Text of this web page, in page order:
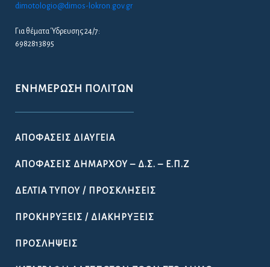
dimotologio@dimos-lokron.gov.gr
Για θέματα Ύδρευσης 24/7:
6982813895
ΕΝΗΜΈΡΩΣΗ ΠΟΛΙΤΏΝ
ΑΠΟΦΆΣΕΙΣ ΔΙΑΎΓΕΙΑ
ΑΠΟΦΆΣΕΙΣ ΔΗΜΆΡΧΟΥ – Δ.Σ. – Ε.Π.Ζ
ΔΕΛΤΊΑ ΤΎΠΟΥ / ΠΡΟΣΚΛΉΣΕΙΣ
ΠΡΟΚΗΡΎΞΕΙΣ / ΔΙΑΚΗΡΎΞΕΙΣ
ΠΡΟΣΛΉΨΕΙΣ